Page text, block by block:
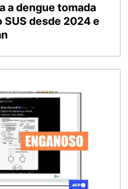
a dengue tomada
desde 2024 e